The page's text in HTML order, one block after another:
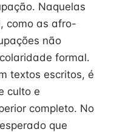
Naquelas
como as afro-
não
formal.
textos escritos, é
culto e
completo. No
que